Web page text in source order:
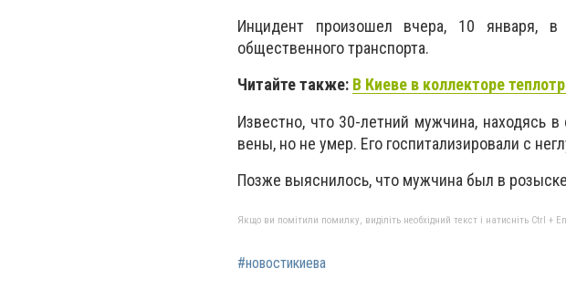
Инцидент произошел вчера, 10 января,
общественного транспорта.
Читайте также: В Киеве в коллекторе
Известно, что 30-летний мужчина, находясь
вены, но не умер. Его госпитализировали с
Позже выяснилось, что мужчина был в
Якщо ви помітили помилку, виділіть необхідний текст і натисніть Ctrl +
#новостикиева